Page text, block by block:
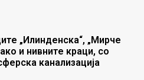
„Илинденска“, „Мирче
и нивните краци, со
канализација